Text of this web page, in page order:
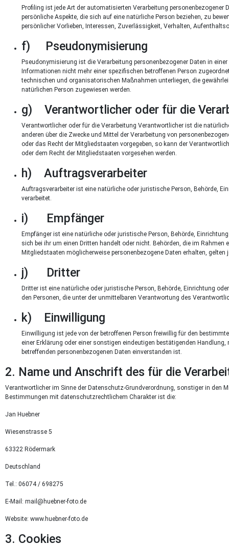
Profiling ist jede Art der automatisierten Verarbeitung
persönliche Aspekte, die sich auf eine natürliche Person beziehen, zu
persönlicher Vorlieben, Interessen, Zuverlässigkeit, Verhalten,
f) Pseudonymisierung
Pseudonymisierung ist die Verarbeitung personenbezogener Daten in
Informationen nicht mehr einer spezifischen betroffenen Person
technischen und organisatorischen Maßnahmen unterliegen, die
natürlichen Person zugewiesen werden.
g) Verantwortlicher oder für die
Verantwortlicher oder für die Verarbeitung Verantwortlicher ist die
anderen über die Zwecke und Mittel der Verarbeitung von
oder das Recht der Mitgliedstaaten vorgegeben, so kann der
oder dem Recht der Mitgliedstaaten vorgesehen werden.
h) Auftragsverarbeiter
Auftragsverarbeiter ist eine natürliche oder juristische Person, Behörde,
verarbeitet.
i) Empfänger
Empfänger ist eine natürliche oder juristische Person, Behörde,
sich bei ihr um einen Dritten handelt oder nicht. Behörden, die im
Mitgliedstaaten möglicherweise personenbezogene Daten erhalten, gelten
j) Dritter
Dritter ist eine natürliche oder juristische Person, Behörde, Einrichtung
den Personen, die unter der unmittelbaren Verantwortung des
k) Einwilligung
Einwilligung ist jede von der betroffenen Person freiwillig für den
einer Erklärung oder einer sonstigen eindeutigen bestätigenden
betreffenden personenbezogenen Daten einverstanden ist.
2. Name und Anschrift des für die
Verantwortlicher im Sinne der Datenschutz-Grundverordnung, sonstiger in den
Bestimmungen mit datenschutzrechtlichem Charakter ist die:
Jan Huebner
Wiesenstrasse 5
63322 Rödermark
Deutschland
Tel.: 06074 / 698275
E-Mail: mail@huebner-foto.de
Website: www.huebner-foto.de
3. Cookies